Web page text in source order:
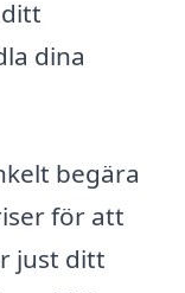
dina
begära
för att
just ditt